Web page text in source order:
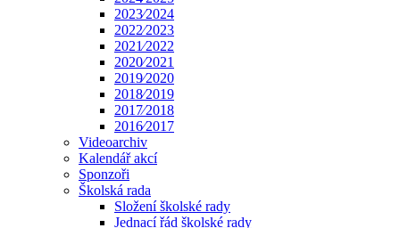
2023⁄2024
2022⁄2023
2021⁄2022
2020⁄2021
2019⁄2020
2018⁄2019
2017⁄2018
2016⁄2017
Videoarchiv
Kalendář akcí
Sponzoři
Školská rada
Složení školské rady
Jednací řád školské rady